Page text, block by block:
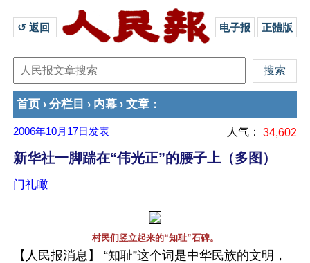
↺ 返回 电子报 正體版
首页 › 分栏目 › 内幕 › 文章 ：
2006年10月17日 发表 人气： 34,602
新华社一脚踹在“伟光正”的腰子上（多图）
门礼瞰
村民们竖立起来的“知耻”石碑。
【人民报消息】 “知耻”这个词是中华民族的文明，